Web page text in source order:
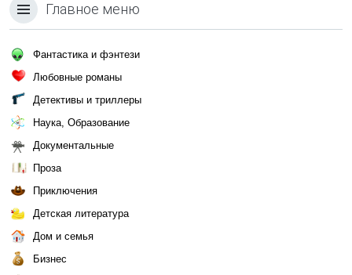
Главное меню
Фантастика и фэнтези
Любовные романы
Детективы и триллеры
Наука, Образование
Документальные
Проза
Приключения
Детская литература
Дом и семья
Бизнес